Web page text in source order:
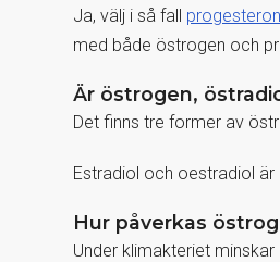
Ja, välj i så fall
med både östrogen och
Är östrogen,
Det finns tre former av
Estradiol och oestradiol
Hur påverkas
Under klimakteriet